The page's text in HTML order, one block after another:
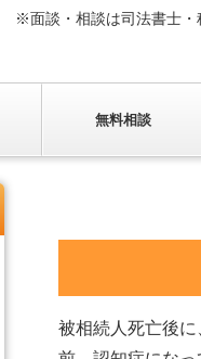
※面談・相談は司法書士・
無料相談
被相続人死亡後